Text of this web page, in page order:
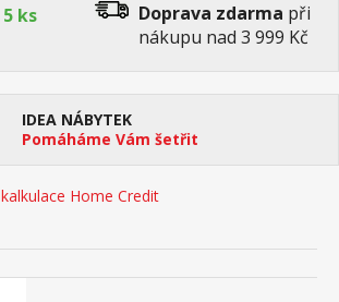
5 ks Doprava zdarma při
nákupu nad 3 999 Kč
IDEA NÁBYTEK
Pomáháme Vám šetřit
kalkulace Home Credit